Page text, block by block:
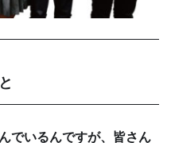
でいるんですが、皆さん